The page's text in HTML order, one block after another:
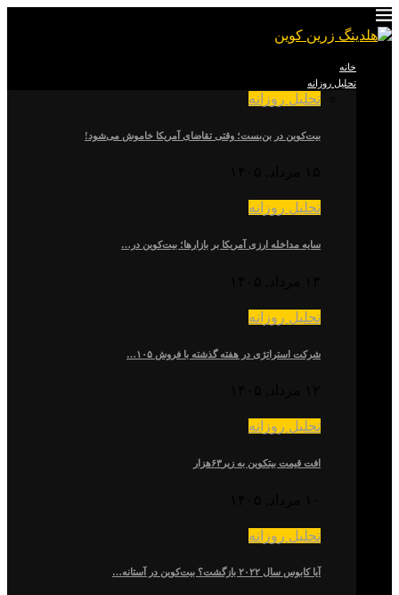
خانه
تحلیل روزانه
تحلیل روزانه
بیت‌کوین در بن‌بست؛ وقتی تقاضای آمریکا خاموش می‌شود!
تحلیل روزانه
سایه مداخله ارزی آمریکا بر بازارها؛ بیت‌کوین در…
تحلیل روزانه
شرکت استراتژی در هفته گذشته با فروش ۱۰۵…
تحلیل روزانه
افت قیمت بیتکوین به زیر۶۳هزار
تحلیل روزانه
آیا کابوس سال ۲۰۲۲ بازگشت؟ بیت‌کوین در آستانه…